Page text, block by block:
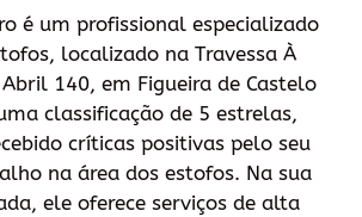
é um profissional especializado
localizado na Travessa À
140, em Figueira de Castelo
classificação de 5 estrelas,
críticas positivas pelo seu
na área dos estofos. Na sua
ele oferece serviços de alta